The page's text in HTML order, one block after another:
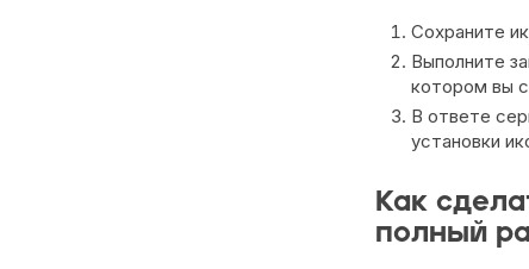
Сохраните
Выполните
котором вы
В ответе
установки
Как
полный